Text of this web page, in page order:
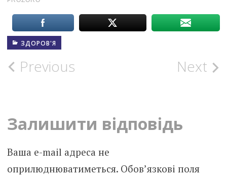
ЗДОРОВ'Я
Post
Previous Next
Залишити відповідь
Ваша e-mail адреса не
оприлюднюватиметься. Обов’язкові поля